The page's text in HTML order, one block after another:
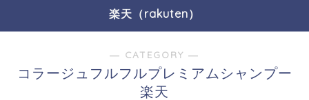
楽天（rakuten）
― CATEGORY ―
コラージュフルフルプレミアムシャンプー
楽天